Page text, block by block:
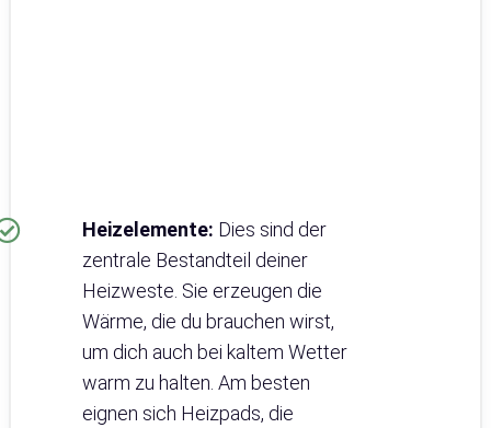
Heizelemente: Dies sind der
zentrale Bestandteil deiner
Heizweste. Sie erzeugen die
Wärme, die du brauchen wirst,
um dich auch bei kaltem Wetter
warm zu halten. Am besten
eignen sich Heizpads, die